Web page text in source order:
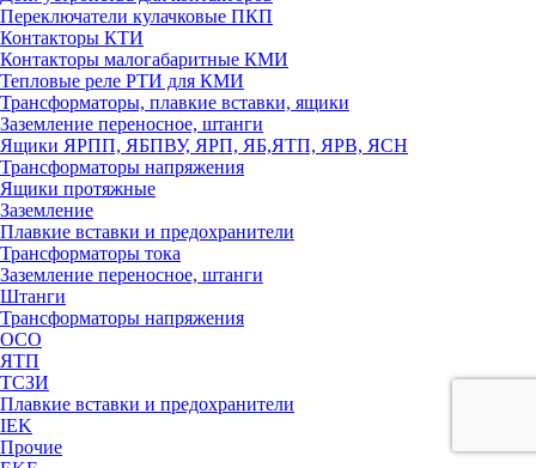
Переключатели кулачковые ПКП
Контакторы КТИ
Контакторы малогабаритные КМИ
Тепловые реле РTИ для КМИ
Трансформаторы, плавкие вставки, ящики
Заземление переносное, штанги
Ящики ЯРПП, ЯБПВУ, ЯРП, ЯБ,ЯТП, ЯРВ, ЯСН
Трансформаторы напряжения
Ящики протяжные
Заземление
Плавкие вставки и предохранители
Трансформаторы тока
Заземление переносное, штанги
Штанги
Трансформаторы напряжения
ОСО
ЯТП
ТСЗИ
Плавкие вставки и предохранители
IEK
Прочие